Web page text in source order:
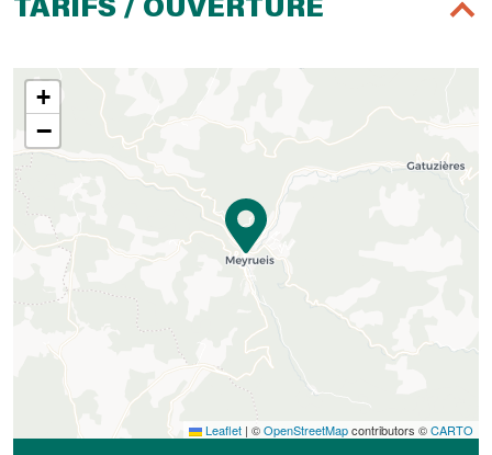
TARIFS / OUVERTURE
+
−
Leaflet | ©OpenStreetMapcontributors ©CARTO